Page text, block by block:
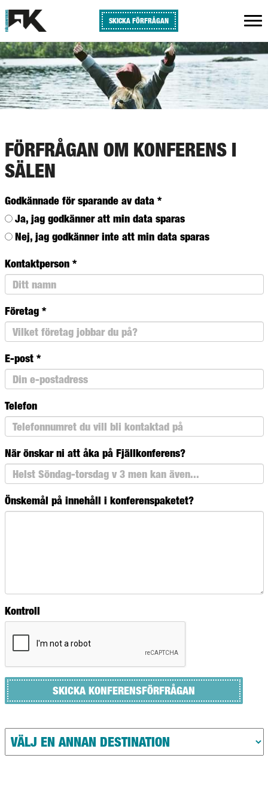
SKICKA FÖRFRÅGAN
FÖRFRÅGAN OM KONFERENS I
SÄLEN
Godkännade för sparande av data *
Ja, jag godkänner att min data sparas
Nej, jag godkänner inte att min data sparas
Kontaktperson *
Företag *
E-post *
Telefon
När önskar ni att åka på Fjällkonferens?
Önskemål på innehåll i konferenspaketet?
Kontroll
SKICKA KONFERENSFÖRFRÅGAN